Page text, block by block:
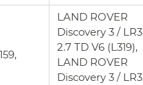
LAND ROVER
Discovery 3 / LR3
2.7 TD V6 (L319),
LAND ROVER
Discovery 3 / LR3